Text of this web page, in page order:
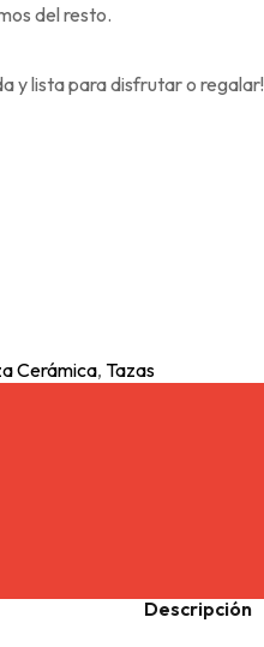
del resto.
y lista para disfrutar o regalar!
Cerámica, Tazas
Descripción